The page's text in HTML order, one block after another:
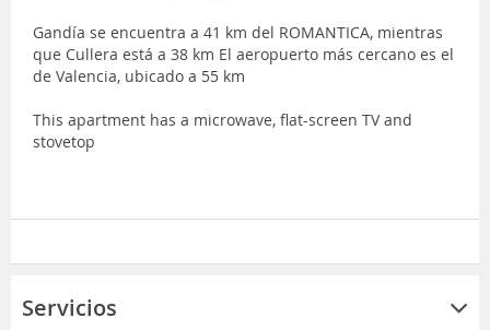
Gandía se encuentra a 41 km del ROMANTICA, mientras
que Cullera está a 38 km El aeropuerto más cercano es el
de Valencia, ubicado a 55 km
This apartment has a microwave, flat-screen TV and
stovetop
Servicios